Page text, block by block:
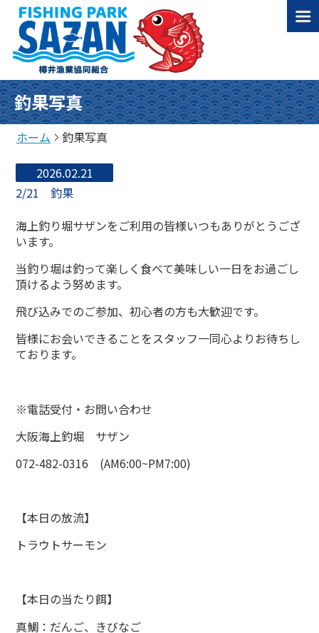
釣果写真
ホーム 釣果写真
2026.02.21
2/21 釣果
海上釣り堀サザンをご利用の皆様いつもありがとうござ
います。
当釣り堀は釣って楽しく食べて美味しい一日をお過ごし
頂けるよう努めます。
飛び込みでのご参加、初心者の方も大歓迎です。
皆様にお会いできることをスタッフ一同心よりお待ちし
ております。
※電話受付・お問い合わせ
大阪海上釣堀 サザン
072-482-0316 (AM6:00~PM7:00)
【本日の放流】
トラウトサーモン
【本日の当たり餌】
真鯛：だんご、きびなご